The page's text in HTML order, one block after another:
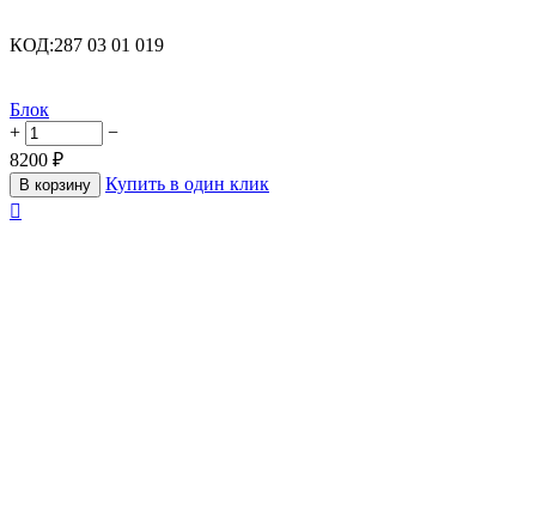
КОД:287 03 01 019
Блок
+
−
8200 ₽
В корзину
Купить в один клик
